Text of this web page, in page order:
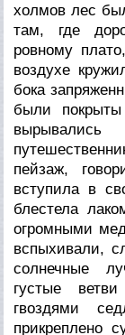
холмов лес
там, где
ровному
воздухе
бока
были
пейзаж,
вступила в
блестела
огромными
вспыхивали,
солнечные
густые
гвоздями
прикреплено